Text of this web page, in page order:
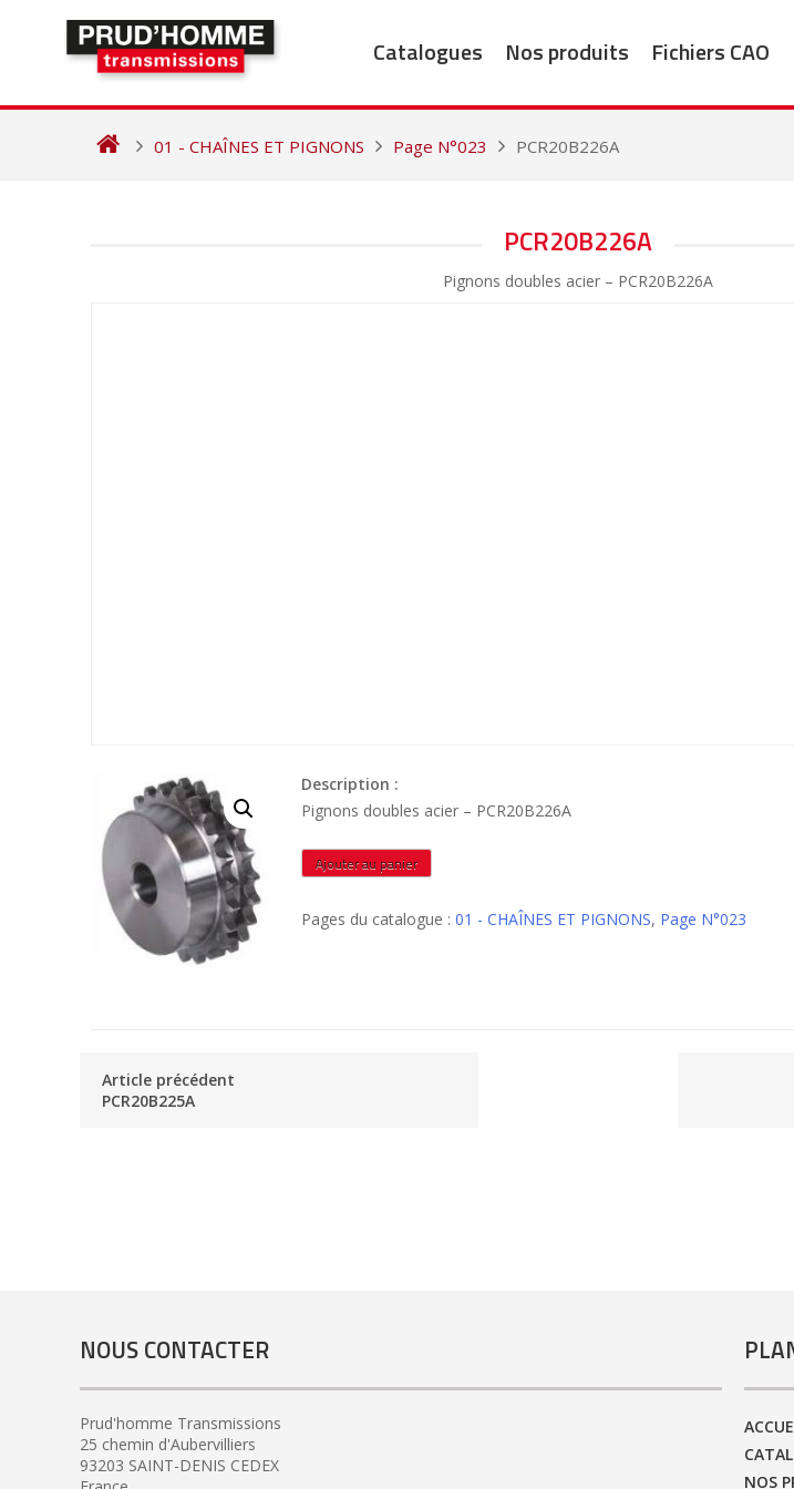
Catalogues Nos produits Fichiers CAO
01 - CHAÎNES ET PIGNONS Page N°023 PCR20B226A
PCR20B226A
Pignons doubles acier – PCR20B226A
Description :
Pignons doubles acier – PCR20B226A
quantité
de
Ajouter au panier
Pages du catalogue : 01 - CHAÎNES ET PIGNONS, Page N°023
Article précédent
PCR20B225A
NOUS CONTACTER
Prud'homme Transmissions
25 chemin d'Aubervilliers
93203 SAINT-DENIS CEDEX
NOS